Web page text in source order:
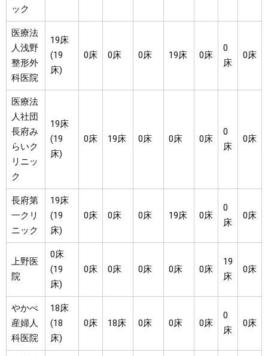
ック
医療法
人浅野
整形外
科医院
19床
(19
床)
0床 0床 0床 19床 0床
0
床
0床
医療法
人社団
長府み
らいク
リニッ
ク
19床
(19
床)
0床 19床 0床 0床 0床
0
床
0床
長府第
一クリ
ニック
19床
(19
床)
0床 0床 0床 19床 0床
0
床
0床
上野医
院
0床
(19
床)
0床 0床 0床 0床 0床
19
床
0床
やかべ
産婦人
科医院
18床
(18
床)
0床 18床 0床 0床 0床
0
床
0床